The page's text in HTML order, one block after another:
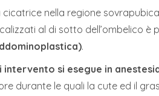
cicatrice nella regione
al di sotto dell’ombelico è
.
intervento si esegue in
durante le quali la cute ed il